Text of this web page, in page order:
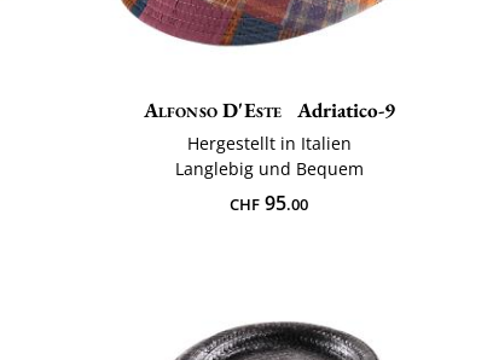
Alfonso D'Este Adriatico-9
Hergestellt in Italien
Langlebig und Bequem
CHF 95.00